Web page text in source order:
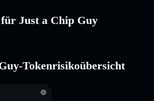
Just a Chip Guy
Tokenrisikoübersicht